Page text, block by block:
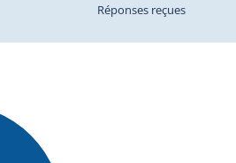
Réponses reçues